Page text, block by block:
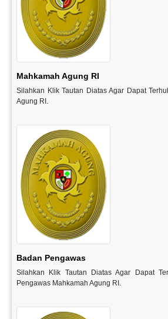
Mahkamah Agung RI
Silahkan Klik Tautan Diatas Agar Dapat
Agung RI.
Badan Pengawas
Silahkan Klik Tautan Diatas Agar Dapat
Pengawas Mahkamah Agung RI.